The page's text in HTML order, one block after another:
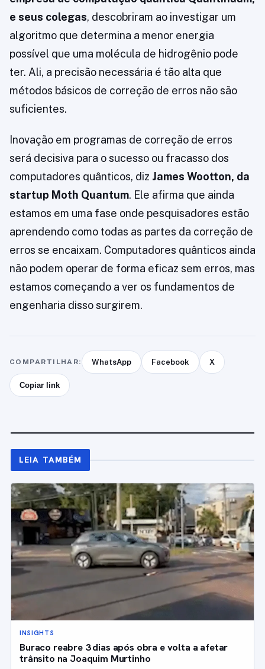
e seus colegas, descobriram ao investigar um
algoritmo que determina a menor energia
possível que uma molécula de hidrogênio pode
ter. Ali, a precisão necessária é tão alta que
métodos básicos de correção de erros não são
suficientes.
Inovação em programas de correção de erros
será decisiva para o sucesso ou fracasso dos
computadores quânticos, diz James Wootton, da
startup Moth Quantum. Ele afirma que ainda
estamos em uma fase onde pesquisadores estão
aprendendo como todas as partes da correção de
erros se encaixam. Computadores quânticos ainda
não podem operar de forma eficaz sem erros, mas
estamos começando a ver os fundamentos de
engenharia disso surgirem.
COMPARTILHAR: WhatsApp Facebook X
Copiar link
LEIA TAMBÉM
INSIGHTS
Buraco reabre 3 dias após obra e volta a afetar
trânsito na Joaquim Murtinho